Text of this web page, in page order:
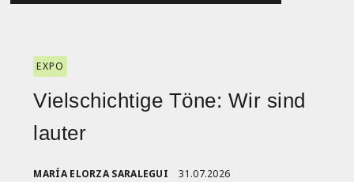
EXPO
Vielschichtige Töne: Wir sind
lauter
MARÍA ELORZA SARALEGUI 31.07.2026